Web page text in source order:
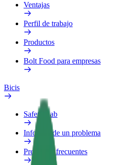
Ventajas
Perfil de trabajo
Productos
Bolt Food para empresas
Bicis
Safety Lab
Informar de un problema
Preguntas frecuentes